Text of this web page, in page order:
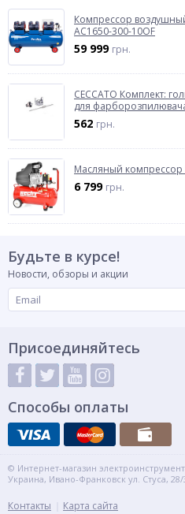
Компрессор
AC1650-300-10OF
59 999 грн.
CECCATO Комплект:
для
562 грн.
Масляный компрессор
6 799 грн.
Будьте в курсе!
Новости, обзоры и акции
Присоединяйтесь
Способы оплаты
© Интернет-магазин
Украина, Ивано-Франковск ул. Стуса, 28/
Контакты Карта сайта